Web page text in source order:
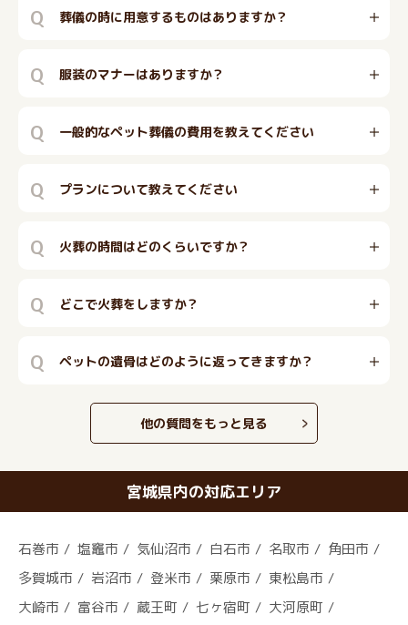
Q 葬儀の時に用意するものはありますか？
Q 服装のマナーはありますか？
Q 一般的なペット葬儀の費用を教えてください
Q プランについて教えてください
Q 火葬の時間はどのくらいですか？
Q どこで火葬をしますか？
Q ペットの遺骨はどのように返ってきますか？
他の質問をもっと見る
宮城県内の対応エリア
石巻市 塩竈市 気仙沼市 白石市 名取市
角田市
多賀城市
岩沼市 登米市 栗原市
東松島市
大崎市
富谷市 蔵王町 七ヶ宿町
大河原町